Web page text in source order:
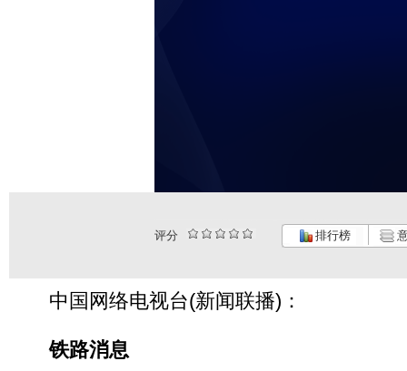
评分 排行榜
中国网络电视台(新闻联播)：
铁路消息